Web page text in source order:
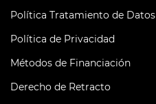
Política Tratamiento de Datos
Política de Privacidad
Métodos de Financiación
Derecho de Retracto